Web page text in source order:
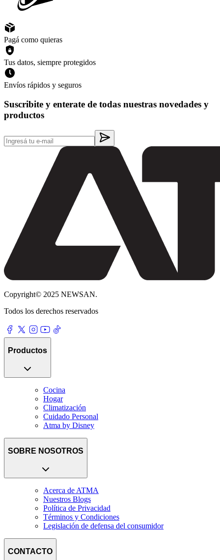
Pagá como quieras
Tus datos, siempre protegidos
Envíos rápidos y seguros
Suscribite y enterate de todas nuestras novedades y
productos
Copyright© 2025 NEWSAN.
Todos los derechos reservados
Productos
Cocina
Hogar
Climatización
Cuidado Personal
Atma by Disney
SOBRE NOSOTROS
Acerca de ATMA
Nuestros Blogs
Política de Privacidad
Términos y Condiciones
Legislación de defensa del consumidor
CONTACTO